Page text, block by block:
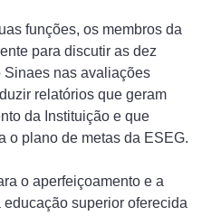
funções, os membros da
para discutir as dez
nas avaliações
relatórios que geram
da Instituição e que
o plano de metas da ESEG.
o aperfeiçoamento e a
superior oferecida